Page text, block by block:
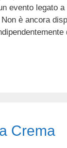
evento legato
è ancora
Crema